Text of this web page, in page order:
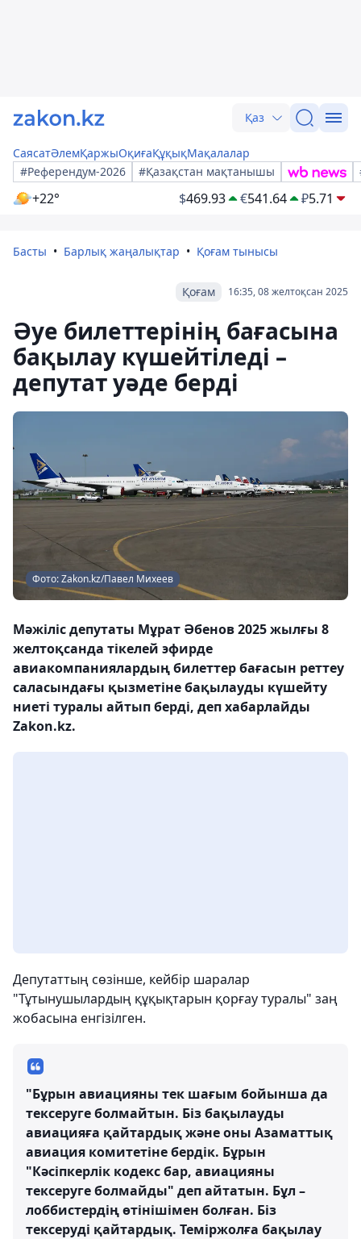
Қаз
СаясатӘлемҚаржыОқиғаҚұқықМақалалар
#Референдум-2026
#Қазақстан мақтанышы
+22° $469.93 €541.64 ₽5.71
Басты Барлық жаңалықтар Қоғам тынысы
16:35, 08 желтоқсан 2025
Қоғам
Әуе билеттерінің бағасына
бақылау күшейтіледі –
депутат уәде берді
Фото: Zakon.kz/Павел Михеев
Мәжіліс депутаты Мұрат Әбенов 2025 жылғы 8
желтоқсанда тікелей эфирде
авиакомпаниялардың билеттер бағасын реттеу
саласындағы қызметіне бақылауды күшейту
ниеті туралы айтып берді, деп хабарлайды
Zakon.kz.
Депутаттың сөзінше, кейбір шаралар
"Тұтынушылардың құқықтарын қорғау туралы" заң
жобасына енгізілген.
"Бұрын авиацияны тек шағым бойынша да
тексеруге болмайтын. Біз бақылауды
авиацияға қайтардық және оны Азаматтық
авиация комитетіне бердік. Бұрын
"Кәсіпкерлік кодекс бар, авиацияны
тексеруге болмайды" деп айтатын. Бұл –
лоббистердің өтінішімен болған. Біз
тексеруді қайтардық. Теміржолға бақылау